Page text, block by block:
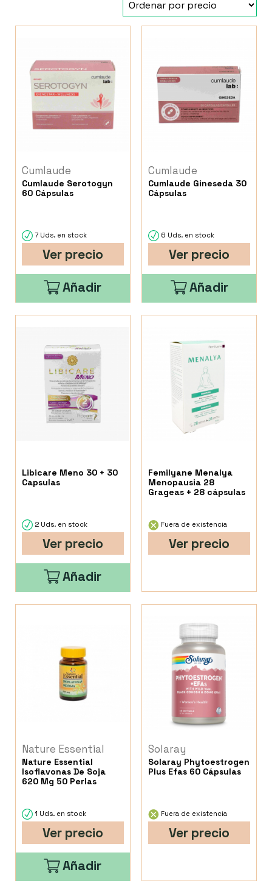
Cumlaude
Cumlaude Serotogyn
60 Cápsulas
7 Uds. en stock
Ver precio
Añadir
Cumlaude
Cumlaude Gineseda 30
Cápsulas
6 Uds. en stock
Ver precio
Añadir
Libicare Meno 30 + 30
Capsulas
2 Uds. en stock
Ver precio
Añadir
Femilyane Menalya
Menopausia 28
Grageas + 28 cápsulas
Fuera de existencia
Ver precio
Nature Essential
Nature Essential
Isoflavonas De Soja
620 Mg 50 Perlas
1 Uds. en stock
Ver precio
Añadir
Solaray
Solaray Phytoestrogen
Plus Efas 60 Cápsulas
Fuera de existencia
Ver precio